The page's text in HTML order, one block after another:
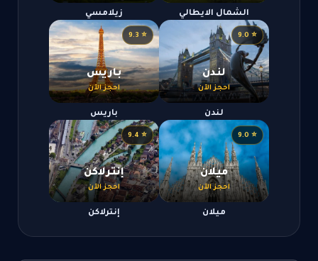
الشمال الايطالي زيلامسي
⭐ 9.0
لندن
احجز الآن
لندن
⭐ 9.3
باريس
احجز الآن
باريس
⭐ 9.0
ميلان
احجز الآن
ميلان
⭐ 9.4
إنترلاكن
احجز الآن
إنترلاكن